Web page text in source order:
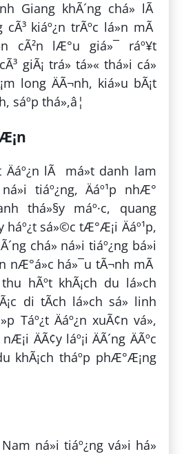
Giang khÃ´ng chá» lÃ
kiáº¿n trÃºc lá»n mÃ
cÃ²n lÆ°u giá»¯ ráº¥t
giÃ¡ trá» tá»« thá»i cá»
long ÄÃ¬nh, kiá»u bÃ¡t
sáº­p thá»,â¦
Äáº¿n lÃ má»t danh lam
tiáº¿ng, Äáº¹p nhÆ°
thá»§y máº·c, quang
háº¿t sá»©c tÆ°Æ¡i Äáº¹p,
chá» ná»i tiáº¿ng bá»i
nÆ°á»c há»¯u tÃ¬nh mÃ
hÃºt khÃ¡ch du lá»ch
di tÃ­ch lá»ch sá»­ linh
Táº¿t Äáº¿n xuÃ¢n vá»,
ÄÃ¢y láº¡i ÄÃ´ng ÄÃºc
khÃ¡ch tháº­p phÆ°Æ¡ng
ná»i tiáº¿ng vá»i há»